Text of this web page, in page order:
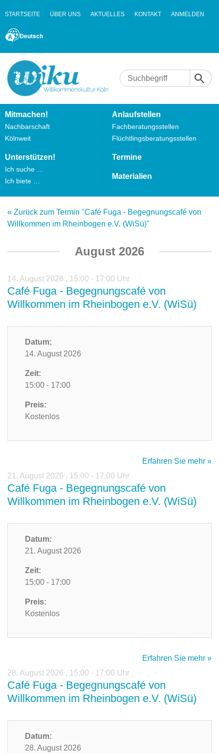
STARTSEITE ÜBER UNS AKTUELLES KONTAKT ANMELDEN
Deutsch
Mitmachen!
Nachbarschaft
Kölnweit
Anlaufstellen
Fachberatungsstellen
Flüchtlingsberatungsstellen
Unterstützen!
Ich suche …
Ich biete …
Termine
Materialien
« Zurück zum Termin "Café Fuga - Begegnungscafé von
Willkommen im Rheinbogen e.V. (WiSü)"
August 2026
14. August 2026 , 15:00 - 17:00 Uhr
Café Fuga - Begegnungscafé von
Willkommen im Rheinbogen e.V. (WiSü)
Datum:
14. August 2026
Zeit:
15:00 - 17:00
Preis:
Kostenlos
Erfahren Sie mehr »
21. August 2026 , 15:00 - 17:00 Uhr
Café Fuga - Begegnungscafé von
Willkommen im Rheinbogen e.V. (WiSü)
Datum:
21. August 2026
Zeit:
15:00 - 17:00
Preis:
Kostenlos
Erfahren Sie mehr »
28. August 2026 , 15:00 - 17:00 Uhr
Café Fuga - Begegnungscafé von
Willkommen im Rheinbogen e.V. (WiSü)
Datum:
28. August 2026